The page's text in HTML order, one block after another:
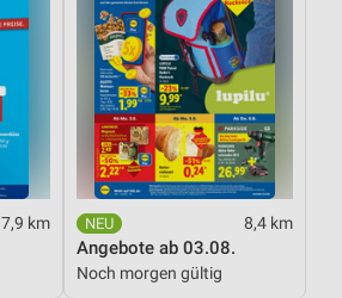
7,9 km 8,4 km
Angebote ab 03.08.
Noch morgen gültig